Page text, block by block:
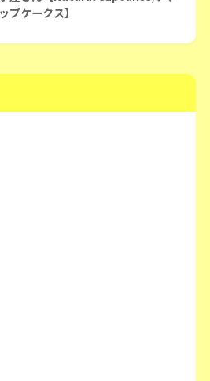
プケークス】